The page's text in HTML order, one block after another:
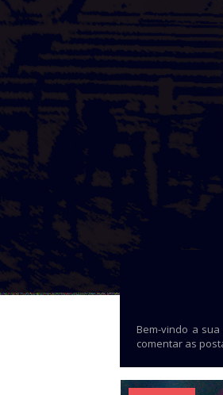
Bem-vindo a
comentar as